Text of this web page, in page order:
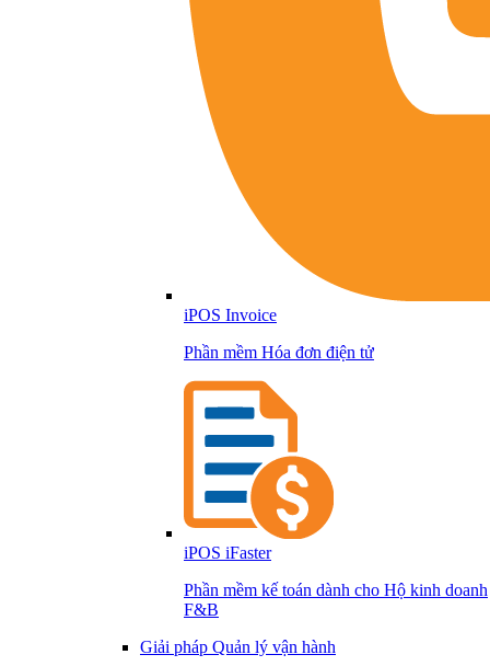
iPOS Invoice
Phần mềm Hóa đơn điện tử
iPOS iFaster
Phần mềm kế toán dành cho Hộ kinh doanh
F&B
Giải pháp Quản lý vận hành